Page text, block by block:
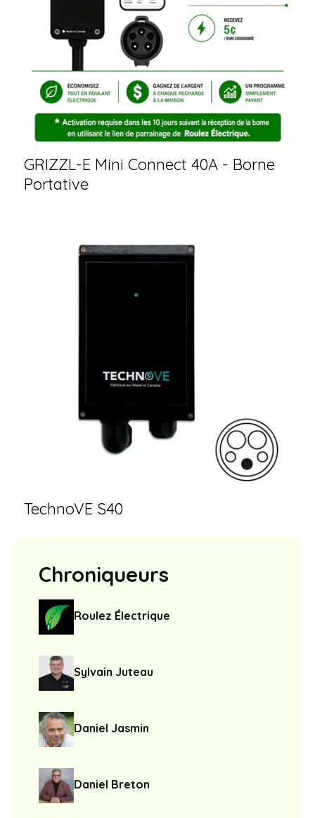
GRIZZL-E Mini Connect 40A - Borne
Portative
TechnoVE S40
Chroniqueurs
Roulez Électrique
Sylvain Juteau
Daniel Jasmin
Daniel Breton